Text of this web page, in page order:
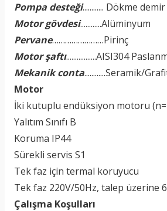
Pompa desteği............ Dökme demir
Motor gövdesi............Alüminyum
Pervane……………………Pirinç
Motor şaftı.................AISI304
Mekanik conta............Seramik/
Motor
İki kutuplu endüksiyon motoru
Yalıtım Sınıfı B
Koruma IP44
Sürekli servis S1
Tek faz için termal koruyucu
Tek faz 220V/50Hz, talep üzerine
Çalışma Koşulları